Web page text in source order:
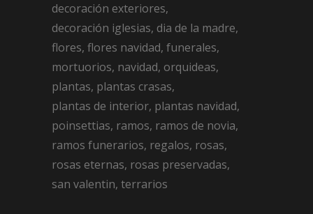
decoración exteriores
decoración iglesias dia de la madre
flores flores navidad funerales
mortuorios navidad orquideas
plantas plantas crasas
plantas de interior plantas navidad
poinsettias ramos ramos de novia
ramos funerarios regalos rosas
rosas eternas rosas preservadas
san valentin terrarios